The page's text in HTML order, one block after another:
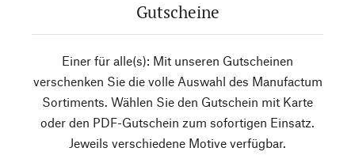
Gutscheine
Einer für alle(s): Mit unseren Gutscheinen
verschenken Sie die volle Auswahl des Manufactum
Sortiments. Wählen Sie den Gutschein mit Karte
oder den PDF-Gutschein zum sofortigen Einsatz.
Jeweils verschiedene Motive verfügbar.